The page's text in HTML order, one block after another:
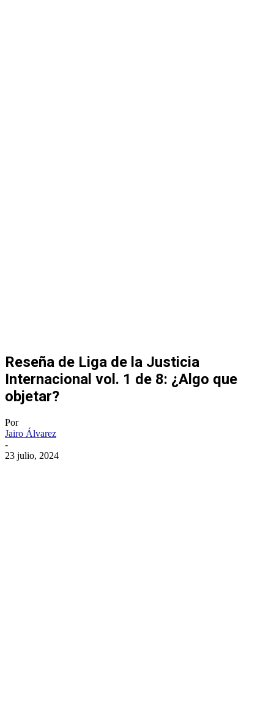
Reseña de Liga de la Justicia
Internacional vol. 1 de 8: ¿Algo que
objetar?
Por
Jairo Álvarez
-
23 julio, 2024